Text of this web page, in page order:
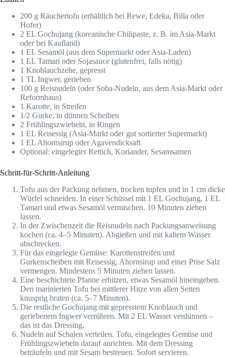
200 g Räuchertofu (erhältlich bei Rewe, Edeka, Billa oder
Hofer)
2 EL Gochujang (koreanische Chilipaste, z. B. im Asia-Markt
oder bei Kaufland)
1 EL Sesamöl (aus dem Supermarkt oder Asia-Laden)
1 EL Tamari oder Sojasauce (glutenfrei, falls nötig)
1 Knoblauchzehe, gepresst
1 TL Ingwer, gerieben
100 g Reisnudeln (oder Soba-Nudeln, aus dem Asia-Markt oder
Reformhaus)
1 Karotte, in Streifen
1/2 Gurke, in dünnen Scheiben
2 Frühlingszwiebeln, in Ringen
1 EL Reisessig (Asia-Markt oder gut sortierter Supermarkt)
1 EL Ahornsirup oder Agavendicksaft
Optional: eingelegter Rettich, Koriander, Sesamsamen
Schritt-für-Schritt-Anleitung
Tofu aus der Packung nehmen, trocken tupfen und in 1 cm dicke
Würfel schneiden. In einer Schüssel mit 1 EL Gochujang, 1 EL
Tamari und etwas Sesamöl vermischen. 10 Minuten ziehen
lassen.
In der Zwischenzeit die Reisnudeln nach Packungsanweisung
kochen (ca. 4–5 Minuten). Abgießen und mit kaltem Wasser
abschrecken.
Für das eingelegte Gemüse: Karottenstreifen und
Gurkenscheiben mit Reisessig, Ahornsirup und einer Prise Salz
vermengen. Mindestens 5 Minuten ziehen lassen.
Eine beschichtete Pfanne erhitzen, etwas Sesamöl hineingeben.
Den marinierten Tofu bei mittlerer Hitze von allen Seiten
knusprig braten (ca. 5–7 Minuten).
Die restliche Gochujang mit gepresstem Knoblauch und
geriebenem Ingwer verrühren. Mit 2 EL Wasser verdünnen –
das ist das Dressing.
Nudeln auf Schalen verteilen. Tofu, eingelegtes Gemüse und
Frühlingszwiebeln darauf anrichten. Mit dem Dressing
beträufeln und mit Sesam bestreuen. Sofort servieren.